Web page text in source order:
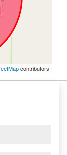
contributors